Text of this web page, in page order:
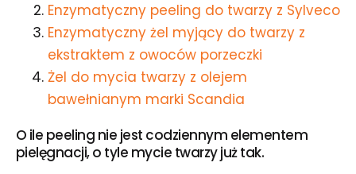
Enzymatyczny peeling do twarzy z Sylveco
Enzymatyczny żel myjący do twarzy z
ekstraktem z owoców porzeczki
Żel do mycia twarzy z olejem
bawełnianym marki Scandia
O ile peeling nie jest codziennym elementem
pielęgnacji, o tyle mycie twarzy już tak.